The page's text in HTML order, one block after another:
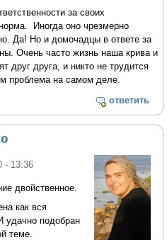
за своих
Иногда оно чрезмерно
Да! Но и домочадцы в ответе за
Очень часто жизнь наша крива и
друг друга, и никто не трудится
проблема на самом деле.
ответить
- 13:36
двойственное.
как вся
удачно подобран
теме.